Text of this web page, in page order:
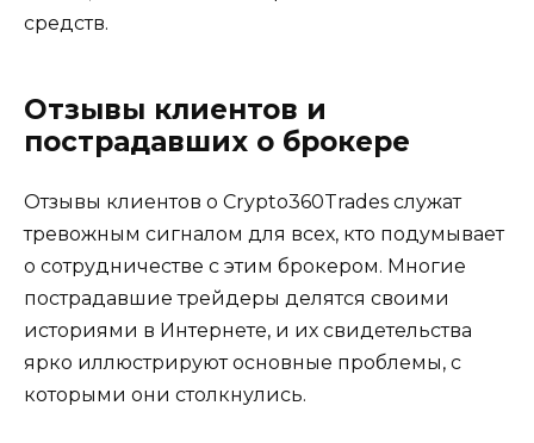
средств.
Отзывы клиентов и
пострадавших о брокере
Отзывы клиентов о Crypto360Trades служат
тревожным сигналом для всех, кто подумывает
о сотрудничестве с этим брокером. Многие
пострадавшие трейдеры делятся своими
историями в Интернете, и их свидетельства
ярко иллюстрируют основные проблемы, с
которыми они столкнулись.